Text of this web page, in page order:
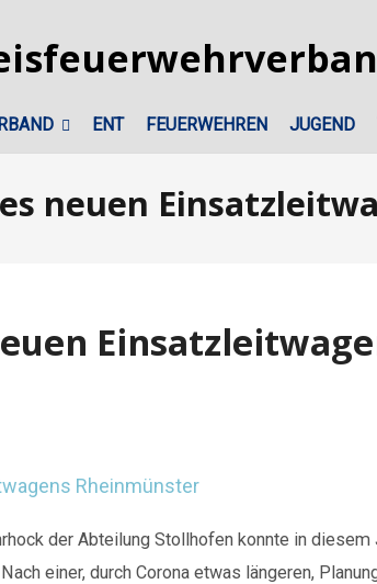
ENT FEUERWEHREN JUGEND
neuen
der Abteilung Stollhofen konnte in diesem
einer, durch Corona etwas längeren,